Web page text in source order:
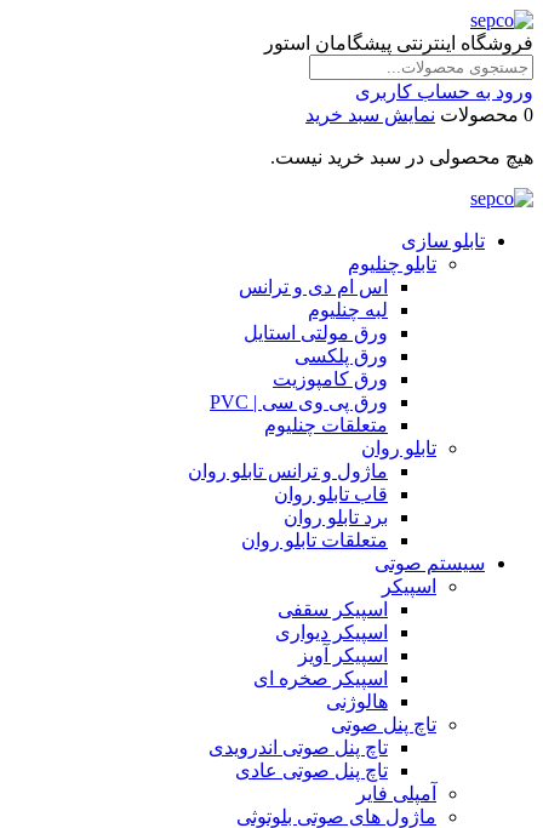
فروشگاه اینترنتی پیشگامان استور
ورود به حساب کاربری
0 محصولات
نمایش سبد خرید
هیچ محصولی در سبد خرید نیست.
تابلو سازی
تابلو چنلیوم
اس ام دی و ترانس
لبه چنلیوم
ورق مولتی استایل
ورق پلکسی
ورق کامپوزیت
ورق پی وی سی | PVC
متعلقات چنلیوم
تابلو روان
ماژول و ترانس تابلو روان
قاب تابلو روان
برد تابلو روان
متعلقات تابلو روان
سیستم صوتی
اسپیکر
اسپیکر سقفی
اسپیکر دیواری
اسپیکر آویز
اسپیکر صخره ای
هالوژنی
تاچ پنل صوتی
تاچ پنل صوتی اندرویدی
تاچ پنل صوتی عادی
آمپلی فایر
ماژول های صوتی بلوتوثی